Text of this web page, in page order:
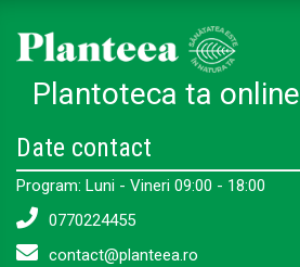
Plantoteca ta online
Date contact
Program: Luni - Vineri 09:00 - 18:00
0770224455
contact@planteea.ro